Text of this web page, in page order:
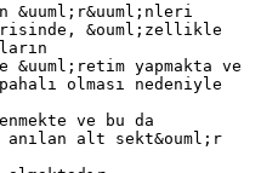
&uuml;r&uuml;nleri
&ouml;zellikle
&uuml;retim yapmakta ve
olması nedeniyle
ve bu da
anılan alt sekt&ouml;r